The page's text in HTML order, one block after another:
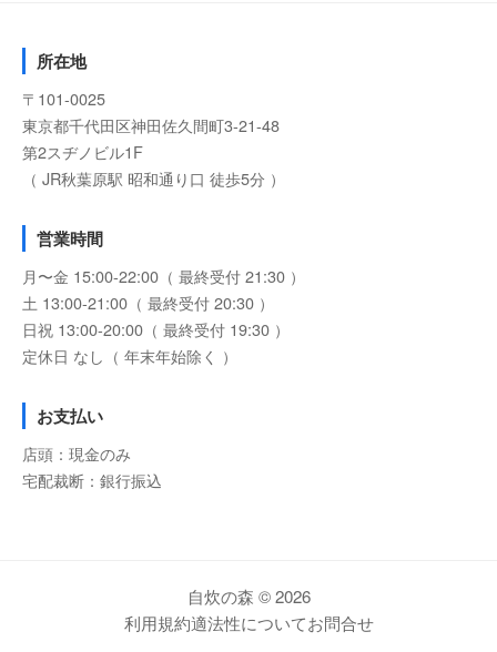
所在地
〒101-0025
東京都千代田区神田佐久間町3-21-48
第2スヂノビル1F
（ JR秋葉原駅 昭和通り口 徒歩5分 ）
営業時間
月〜金 15:00-22:00（ 最終受付 21:30 ）
土 13:00-21:00（ 最終受付 20:30 ）
日祝 13:00-20:00（ 最終受付 19:30 ）
定休日 なし（ 年末年始除く ）
お支払い
店頭：現金のみ
宅配裁断：銀行振込
自炊の森 © 2026
利用規約適法性についてお問合せ